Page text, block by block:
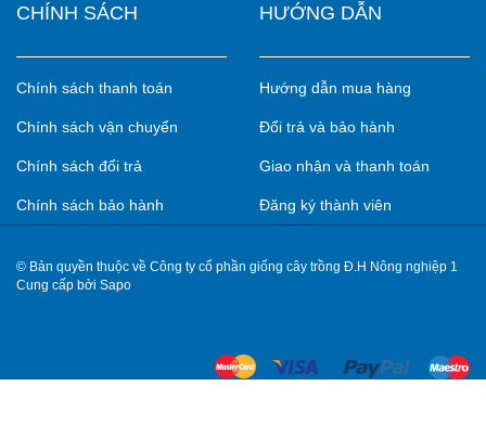
CHÍNH SÁCH
Chính sách thanh toán
Chính sách vận chuyển
Chính sách đổi trả
Chính sách bảo hành
HƯỚNG DẪN
Hướng dẫn mua hàng
Đổi trả và bảo hành
Giao nhận và thanh toán
Đăng ký thành viên
© Bản quyền thuộc về Công ty cổ phần giống cây trồng Đ.H Nông nghiệp 1
Cung cấp bởi Sapo